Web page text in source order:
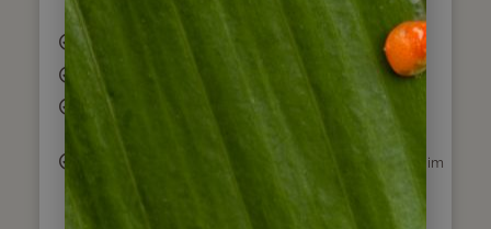
in angegebenen Hotels oder ähnlich
tägliches Frühstück
alle Ausflüge wie beschrieben in internationalen
deutschsprachiger Reiseleiter (Hinweis generell: im
Atacama-Teil bei 2 bis 4 Reisenden: Transfers und
Ausflüge in internationaler Gruppe mit Englisch